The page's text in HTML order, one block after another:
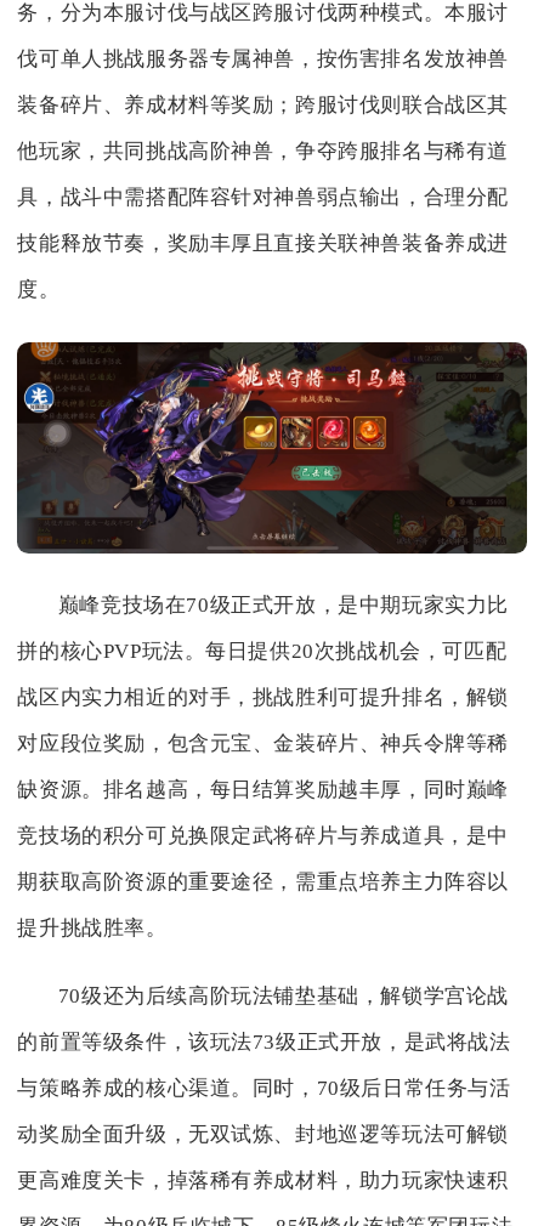
务，分为本服讨伐与战区跨服讨伐两种模式。本服讨
伐可单人挑战服务器专属神兽，按伤害排名发放神兽
装备碎片、养成材料等奖励；跨服讨伐则联合战区其
他玩家，共同挑战高阶神兽，争夺跨服排名与稀有道
具，战斗中需搭配阵容针对神兽弱点输出，合理分配
技能释放节奏，奖励丰厚且直接关联神兽装备养成进
度。
巅峰竞技场在70级正式开放，是中期玩家实力比
拼的核心PVP玩法。每日提供20次挑战机会，可匹配
战区内实力相近的对手，挑战胜利可提升排名，解锁
对应段位奖励，包含元宝、金装碎片、神兵令牌等稀
缺资源。排名越高，每日结算奖励越丰厚，同时巅峰
竞技场的积分可兑换限定武将碎片与养成道具，是中
期获取高阶资源的重要途径，需重点培养主力阵容以
提升挑战胜率。
70级还为后续高阶玩法铺垫基础，解锁学宫论战
的前置等级条件，该玩法73级正式开放，是武将战法
与策略养成的核心渠道。同时，70级后日常任务与活
动奖励全面升级，无双试炼、封地巡逻等玩法可解锁
更高难度关卡，掉落稀有养成材料，助力玩家快速积